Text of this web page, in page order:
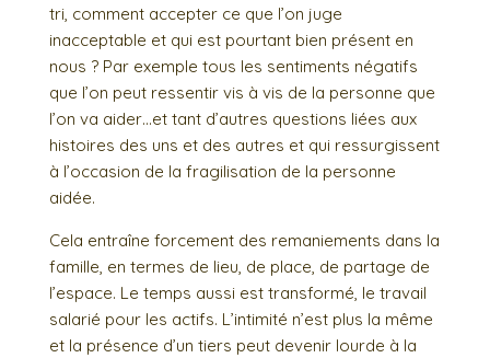
tri, comment accepter ce que l’on juge
inacceptable et qui est pourtant bien présent en
nous ? Par exemple tous les sentiments négatifs
que l’on peut ressentir vis à vis de la personne que
l’on va aider…et tant d’autres questions liées aux
histoires des uns et des autres et qui ressurgissent
à l’occasion de la fragilisation de la personne
aidée.
Cela entraîne forcement des remaniements dans la
famille, en termes de lieu, de place, de partage de
l’espace. Le temps aussi est transformé, le travail
salarié pour les actifs. L’intimité n’est plus la même
et la présence d’un tiers peut devenir lourde à la